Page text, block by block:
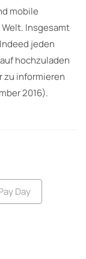
mobile
Welt. Insgesamt
jeden
hochzuladen
zu informieren
2016).
Day